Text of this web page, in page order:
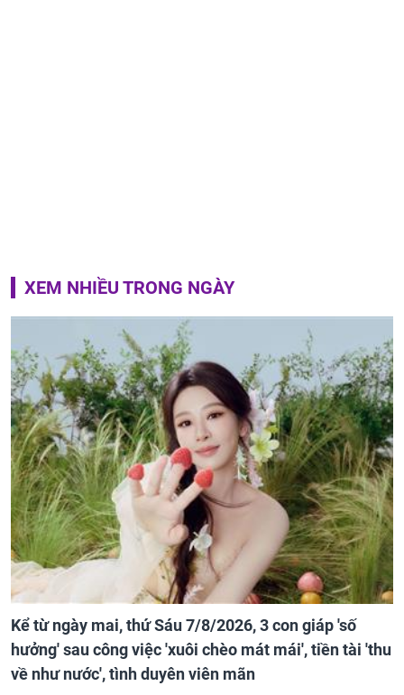
XEM NHIỀU TRONG NGÀY
Kể từ ngày mai, thứ Sáu 7/8/2026, 3 con giáp 'số
hưởng' sau công việc 'xuôi chèo mát mái', tiền tài 'thu
về như nước', tình duyên viên mãn